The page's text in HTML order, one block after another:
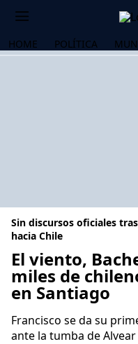
HOME POLÍTICA
Sin discursos oficiales
hacia Chile
El viento,
miles de
en Santiago
Francisco se da su
ante la tumba de